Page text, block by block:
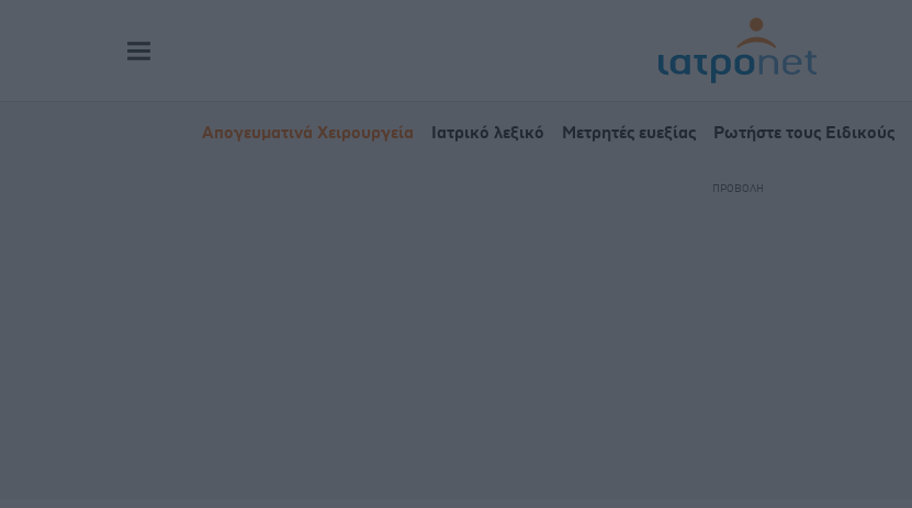
Απογευματινά Χειρουργεία Ιατρικό λεξικό Μετρητές ευεξίας Ρωτήστε τους Ειδικούς